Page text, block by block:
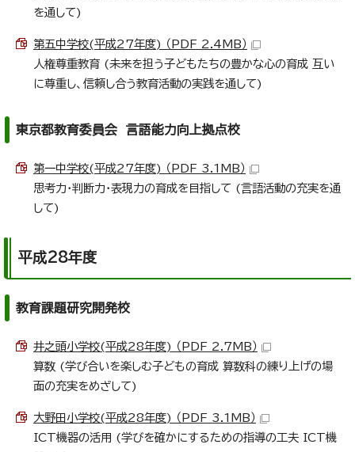
を通して)
第五中学校(平成27年度) （PDF 2.4MB）
人権尊重教育 (未来を担う子どもたちの豊かな心の育成 互い
に尊重し、信頼し合う教育活動の実践を通して)
東京都教育委員会 言語能力向上拠点校
第一中学校(平成27年度) （PDF 3.1MB）
思考力・判断力・表現力の育成を目指して (言語活動の充実を通
して)
平成28年度
教育課題研究開発校
井之頭小学校(平成28年度) （PDF 2.7MB）
算数 (学び合いを楽しむ子どもの育成 算数科の練り上げの場
面の充実をめざして)
大野田小学校(平成28年度) （PDF 3.1MB）
ICT機器の活用 (学びを確かにするための指導の工夫 ICT機